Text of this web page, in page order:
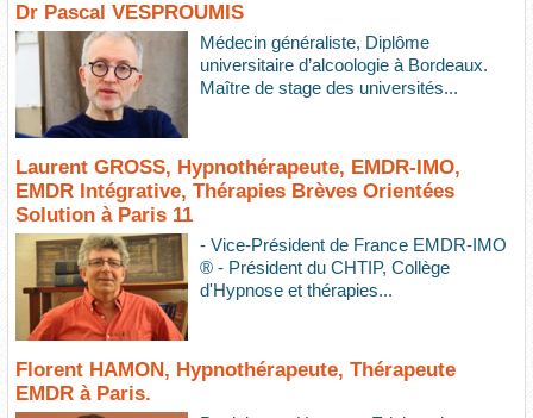
Dr Pascal VESPROUMIS
Médecin généraliste, Diplôme
universitaire d’alcoologie à Bordeaux.
Maître de stage des universités...
Laurent GROSS, Hypnothérapeute, EMDR-IMO,
EMDR Intégrative, Thérapies Brèves Orientées
Solution à Paris 11
- Vice-Président de France EMDR-IMO
® - Président du CHTIP, Collège
d'Hypnose et thérapies...
Florent HAMON, Hypnothérapeute, Thérapeute
EMDR à Paris.